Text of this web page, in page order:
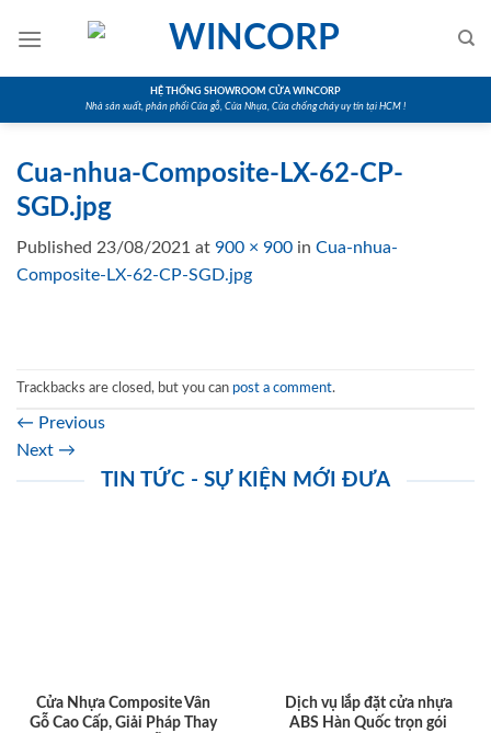
HỆ THỐNG SHOWROOM CỬA WINCORP
Nhà sản xuất, phân phối Cửa gỗ, Cửa Nhựa, Cửa chống cháy uy tín tại HCM !
Cua-nhua-Composite-LX-62-CP-
SGD.jpg
Published 23/08/2021 at 900 × 900 in Cua-nhua-
Composite-LX-62-CP-SGD.jpg
Trackbacks are closed, but you can post a comment.
← Previous
Next →
TIN TỨC - SỰ KIỆN MỚI ĐƯA
Cửa Nhựa Composite Vân
Gỗ Cao Cấp, Giải Pháp Thay
Dịch vụ lắp đặt cửa nhựa
ABS Hàn Quốc trọn gói